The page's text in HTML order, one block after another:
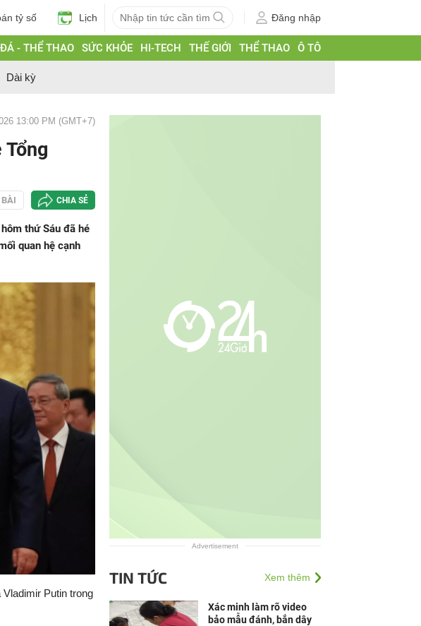
tỷ số Lịch Đăng nhập
- THỂ THAO SỨC KHỎE HI-TECH THẾ GIỚI THỂ THAO Ô TÔ
Dài kỳ
13:00 PM (GMT+7)
Tổng
BÀI CHIA SẺ
thứ Sáu đã hé
quan hệ cạnh
Putin trong
Advertisement
TIN TỨC Xem thêm
Xác minh làm rõ video
bảo mẫu đánh, bắn dây